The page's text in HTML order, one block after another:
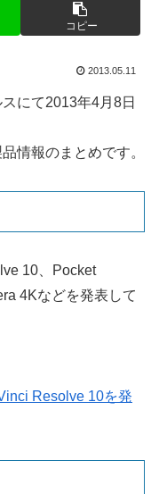
コピー
2013.05.11
にて2013年4月8日
情報のまとめです。
10、Pocket
4Kなどを発表して
Resolve 10を発